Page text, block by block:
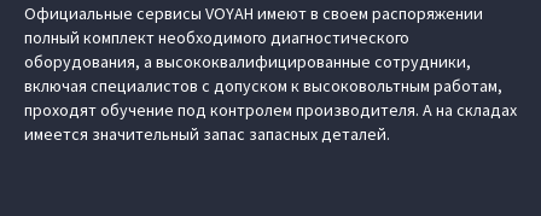
Официальные сервисы VOYAH имеют в своем распоряжении
полный комплект необходимого диагностического
оборудования, а высококвалифицированные сотрудники,
включая специалистов с допуском к высоковольтным работам,
проходят обучение под контролем производителя. А на складах
имеется значительный запас запасных деталей.